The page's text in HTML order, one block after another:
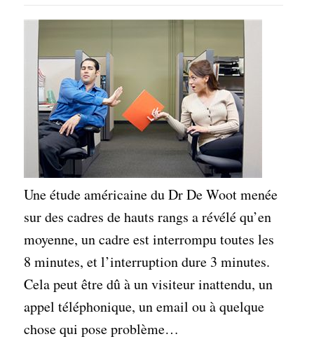
Une étude américaine du Dr De Woot menée
sur des cadres de hauts rangs a révélé qu’en
moyenne, un cadre est interrompu toutes les
8 minutes, et l’interruption dure 3 minutes.
Cela peut être dû à un visiteur inattendu, un
appel téléphonique, un email ou à quelque
chose qui pose problème…